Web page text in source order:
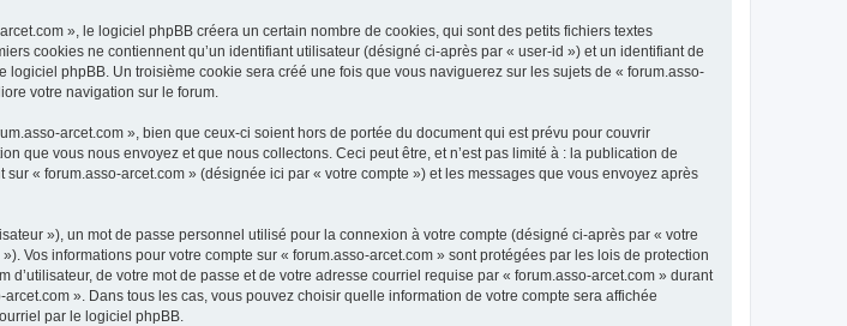
», le logiciel phpBB créera un certain nombre de cookies, qui sont des petits fichiers textes
cookies ne contiennent qu’un identifiant utilisateur (désigné ci-après par « user-id ») et un identifiant de
phpBB. Un troisième cookie sera créé une fois que vous naviguerez sur les sujets de « forum.asso-
votre navigation sur le forum.
arcet.com », bien que ceux-ci soient hors de portée du document qui est prévu pour couvrir
que vous nous envoyez et que nous collectons. Ceci peut être, et n’est pas limité à : la publication de
« forum.asso-arcet.com » (désignée ici par « votre compte ») et les messages que vous envoyez après
»), un mot de passe personnel utilisé pour la connexion à votre compte (désigné ci-après par « votre
Vos informations pour votre compte sur « forum.asso-arcet.com » sont protégées par les lois de protection
de votre mot de passe et de votre adresse courriel requise par « forum.asso-arcet.com » durant
». Dans tous les cas, vous pouvez choisir quelle information de votre compte sera affichée
par le logiciel phpBB.